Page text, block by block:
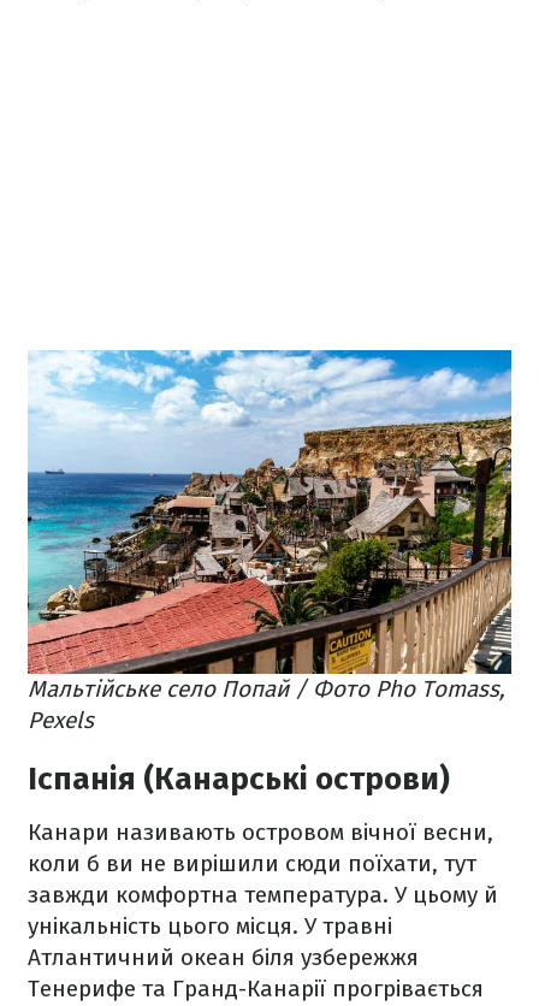
Мальтійське село Попай / Фото Pho Tomass,
Pexels
Іспанія (Канарські острови)
Канари називають островом вічної весни,
коли б ви не вирішили сюди поїхати, тут
завжди комфортна температура. У цьому й
унікальність цього місця. У травні
Атлантичний океан біля узбережжя
Тенерифе та Гранд-Канарії прогрівається